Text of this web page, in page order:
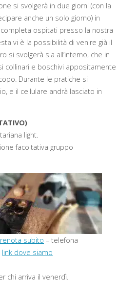
si svolgerà in due giorni (con la
anche un solo giorno) in
ospitati presso la nostra
vi è la possibilità di venire già il
si svolgerà sia all’interno, che in
collinari e boschivi appositamente
Durante le pratiche si
e il cellulare andrà lasciato in
light.
facoltativa gruppo
subito – telefona
link dove siamo
chi arriva il venerdì.